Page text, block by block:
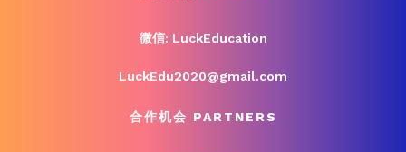
微信: LuckEducation
LuckEdu2020@gmail.com
合作机会 PARTNERS